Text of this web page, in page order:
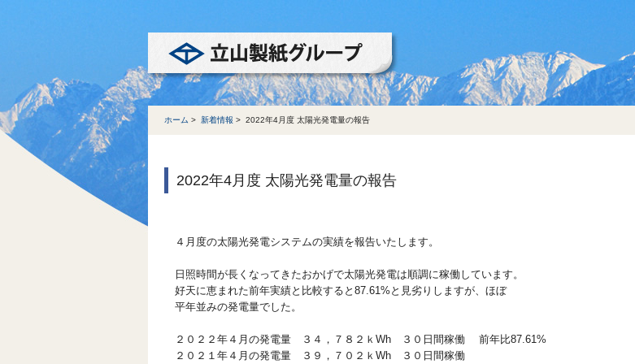
ホーム > 新着情報 > 2022年4月度 太陽光発電量の報告
2022年4月度 太陽光発電量の報告
４月度の太陽光発電システムの実績を報告いたします。
日照時間が長くなってきたおかげで太陽光発電は順調に稼働しています。
好天に恵まれた前年実績と比較すると87.61%と見劣りしますが、ほぼ
平年並みの発電量でした。
２０２２年４月の発電量 ３４，７８２ｋWh ３０日間稼働 前年比87.61%
２０２１年４月の発電量 ３９，７０２ｋWh ３０日間稼働